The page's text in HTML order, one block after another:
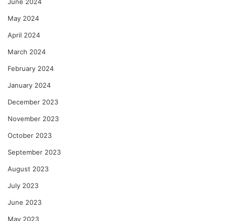
June 2024
May 2024
April 2024
March 2024
February 2024
January 2024
December 2023
November 2023
October 2023
September 2023
August 2023
July 2023
June 2023
May 2023